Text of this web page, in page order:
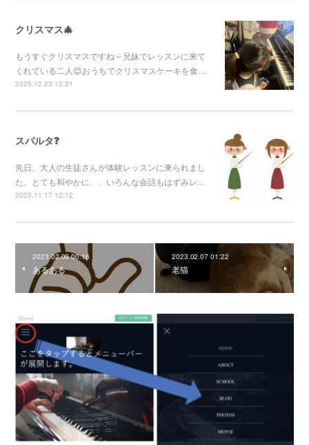
クリスマス🎄
もうすぐクリスマスですね～兄妹でレッスンに来て
くれている二人😊おうちでクリスマスケーキを食…
2025.12.23 12:21
スパルタ❓
先日、大人の生徒さんが体験レッスンに来られまし
た。とても和やかに、、いろんな会話もはずみレ…
2025.11.17 12:12
2023.02.09 00:16
あるある
2023.02.07 01:22
老猫